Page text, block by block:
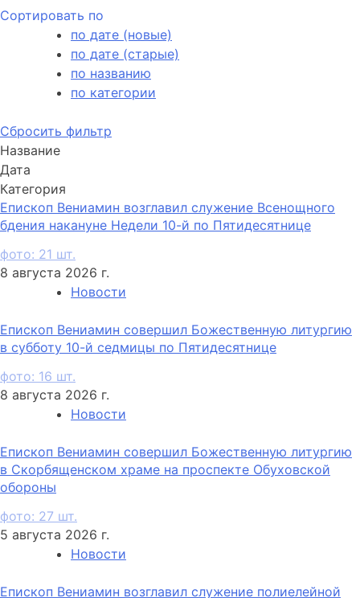
Сортировать по
по дате (новые)
по дате (старые)
по названию
по категории
Сбросить фильтр
Название
Дата
Категория
Епископ Вениамин возглавил служение Всенощного
бдения накануне Недели 10-й по Пятидесятнице
фото: 21 шт.
8 августа 2026 г.
Новости
Епископ Вениамин совершил Божественную литургию
в субботу 10-й седмицы по Пятидесятнице
фото: 16 шт.
8 августа 2026 г.
Новости
Епископ Вениамин совершил Божественную литургию
в Скорбященском храме на проспекте Обуховской
обороны
фото: 27 шт.
5 августа 2026 г.
Новости
Епископ Вениамин возглавил служение полиелейной